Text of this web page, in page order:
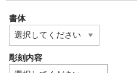
書体
彫刻内容